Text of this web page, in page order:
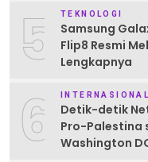
5 TEKNOLOGI
Samsung
Flip8 Resmi
Lengkapnya
6 INTERNASIONAL
Detik-detik
Pro-Palestina
Washington